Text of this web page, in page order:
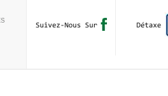
Suivez-Nous Sur Détaxe